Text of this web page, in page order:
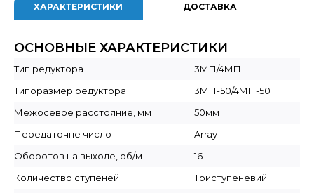
ХАРАКТЕРИСТИКИ ДОСТАВКА
ОСНОВНЫЕ ХАРАКТЕРИСТИКИ
Тип редуктора
3МП/4МП
Типоразмер редуктора
3МП-50/4МП-50
Межосевое расстояние, мм
50мм
Передаточне число
Array
Оборотов на выходе, об/м
16
Количество ступеней
Триступеневий